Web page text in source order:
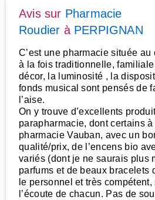
Avis sur Pharmacie
Roudier à PERPIGNAN
C’est une pharmacie située
à la fois traditionnelle,
décor, la luminosité , la
fonds musical sont pensés de
l’aise.
On y trouve d’excellents
parapharmacie, dont certains
pharmacie Vauban, avec un
qualité/prix, de l’encens bio
variés (dont je ne saurais plus
parfums et de beaux bracelets
le personnel et très
l’écoute de chacun. Pas de